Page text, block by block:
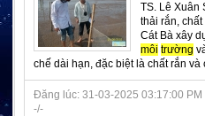
TS. Lê Xuân
thải rắn,
Cát Bà xây
môi trường
chế dài hạn, đặc biệt là chất rắn và
Đăng lúc: 31-03-2025 03:17:00 PM
-/-